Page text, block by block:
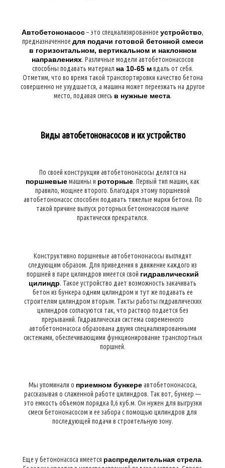
Автобетононасос– это специализированное устройство,
предназначенное для подачи готовой бетонной смеси
в горизонтальном, вертикальном и наклонном
направлениях. Различные модели автобетононасосов
способны подавать материал на 10-65 мвдаль от себя.
Отметим, что во время такой транспортировки качество бетона
совершенно не ухудшается, а машина может переезжать на другое
место, подавая смесь в нужные места.
Виды автобетононасосов и их устройство
По своей конструкции автобетононасосы делятся на
поршневыемашины и роторные. Первый тип машин, как
правило, мощнее второго. Благодаря этому поршневой
автобетононасос способен подавать тяжелые марки бетона. По
такой причине выпуск роторных бетононасосов нынче
практически прекратился.
Конструктивно поршневые автобетононасосы выглядят
следующим образом. Для приведения в движение каждого из
поршней в паре цилиндров имеется свой гидравлический
цилиндр. Такое устройство дает возможность закачивать
бетон из бункера одним цилиндром и тут же подавать ее
строителям цилиндром вторым. Такты работы гидравлических
цилиндров согласуются так, что раствор подается без
прерываний. Гидравлическая система современного
автобетононасоса образована двумя специализированными
системами, обеспечивающими функционирование транспортных
поршней.
Мы упоминали о приемном бункереавтобетононасоса,
рассказывая о слаженной работе цилиндров. Так вот, бункер —
это емкость объемом порядка 0,6 куб.м. Он нужен для выгрузки
смеси бетононасосом и ее забора с помощью цилиндров для
последующей подачи в строительную зону.
Еще у бетононасоса имеется распределительная стрела.